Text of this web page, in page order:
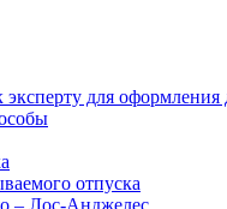
для
отпуска